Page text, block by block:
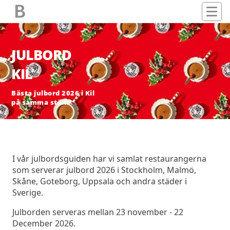
JULBORD
KIL
Bästa julbord 2026 i Kil
på samma ställe
I vår julbordsguiden har vi samlat restaurangerna
som serverar julbord 2026 i Stockholm, Malmö,
Skåne, Goteborg, Uppsala och andra städer i
Sverige.
Julborden serveras mellan 23 november - 22
December 2026.